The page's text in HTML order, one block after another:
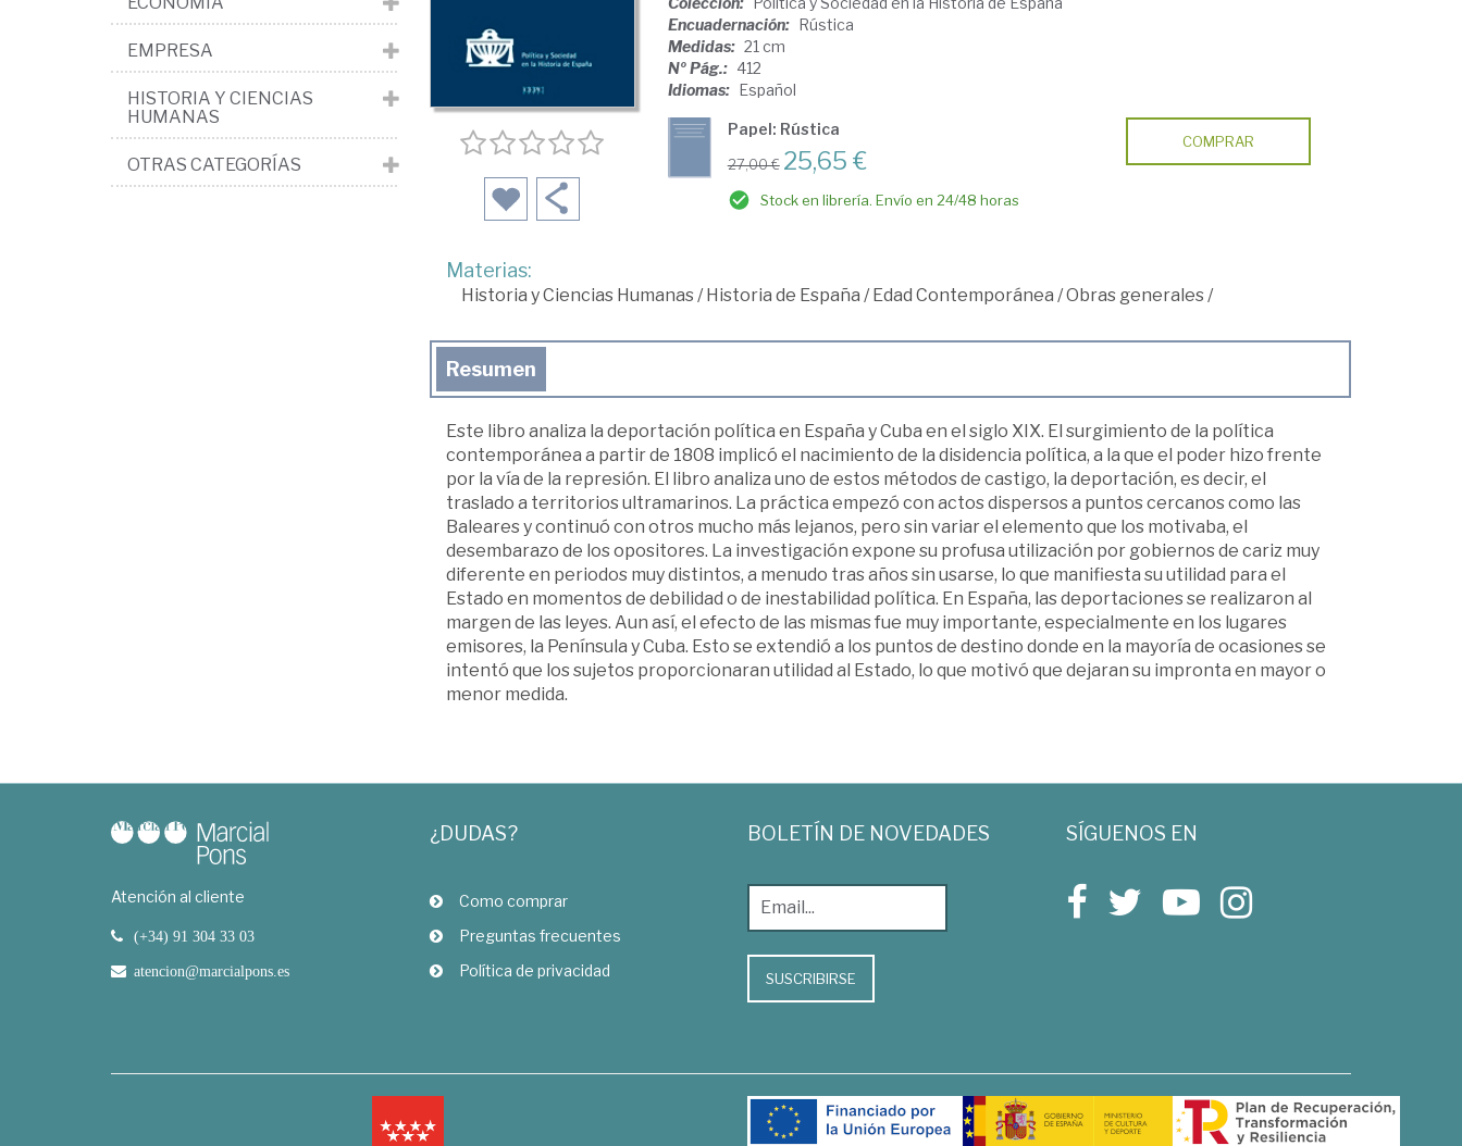
Encuadernación: Rústica
Medidas: 21 cm
Nº Pág.: 412
Idiomas: Español
Papel: Rústica
27,00 € 25,65 €
Stock en librería. Envío en 24/48 horas
COMPRAR
Materias:
Historia y Ciencias Humanas/Historia de España /Edad Contemporánea /Obras generales/
Resumen
Este libro analiza la deportación política en España y Cuba en el siglo XIX. El surgimiento de la política
contemporánea a partir de 1808 implicó el nacimiento de la disidencia política, a la que el poder hizo frente
por la vía de la represión. El libro analiza uno de estos métodos de castigo, la deportación, es decir, el
traslado a territorios ultramarinos. La práctica empezó con actos dispersos a puntos cercanos como las
Baleares y continuó con otros mucho más lejanos, pero sin variar el elemento que los motivaba, el
desembarazo de los opositores. La investigación expone su profusa utilización por gobiernos de cariz muy
diferente en periodos muy distintos, a menudo tras años sin usarse, lo que manifiesta su utilidad para el
Estado en momentos de debilidad o de inestabilidad política. En España, las deportaciones se realizaron al
margen de las leyes. Aun así, el efecto de las mismas fue muy importante, especialmente en los lugares
emisores, la Península y Cuba. Esto se extendió a los puntos de destino donde en la mayoría de ocasiones se
intentó que los sujetos proporcionaran utilidad al Estado, lo que motivó que dejaran su impronta en mayor o
menor medida.
EMPRESA
HISTORIA Y CIENCIAS
HUMANAS
OTRAS CATEGORÍAS
Atención al cliente
(+34) 91 304 33 03
atencion@marcialpons.es
¿DUDAS?
Como comprar
Preguntas frecuentes
Política de privacidad
BOLETÍN DE NOVEDADES
SUSCRIBIRSE
SÍGUENOS EN